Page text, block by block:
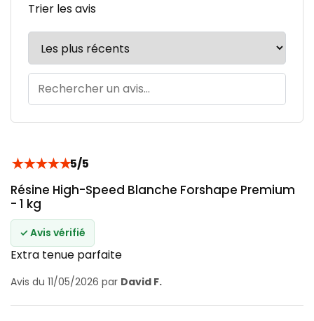
Trier les avis
★★★★★5/5
Résine High-Speed Blanche Forshape Premium
- 1 kg
✓ Avis vérifié
Extra tenue parfaite
Avis du 11/05/2026 par David F.